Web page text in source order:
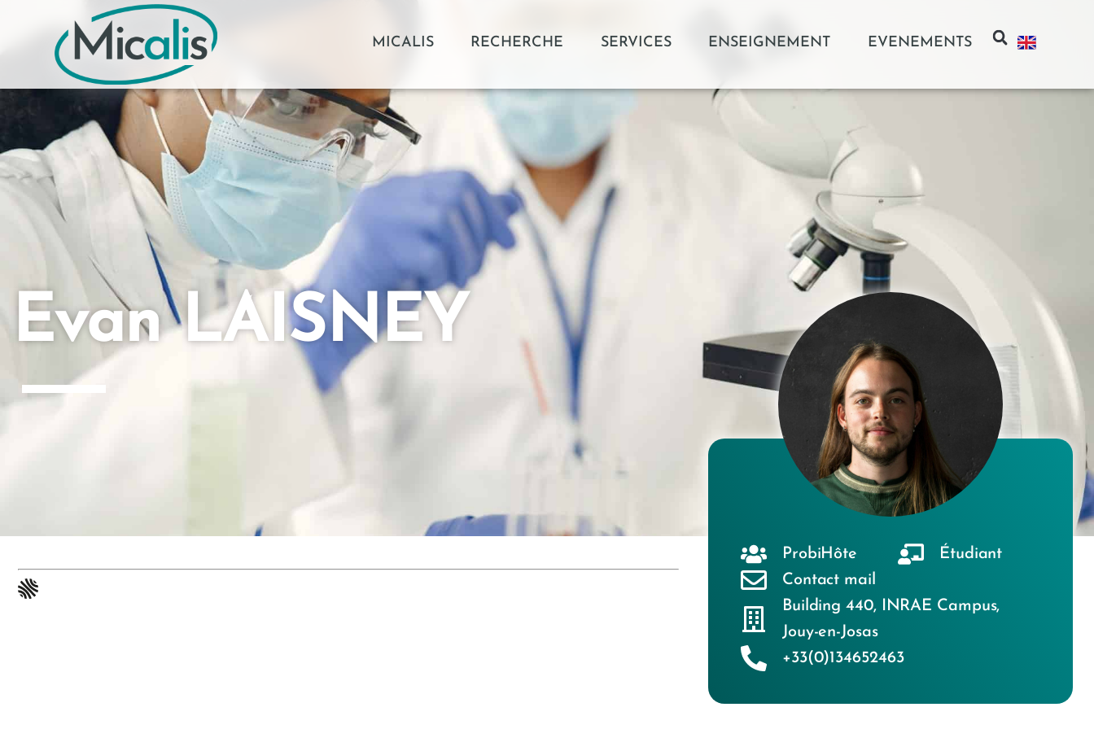
MICALIS RECHERCHE SERVICES ENSEIGNEMENT EVENEMENTS
Evan LAISNEY
ProbiHôte
Étudiant
Contact mail
Building 440, INRAE Campus,
Jouy-en-Josas
+33(0)134652463